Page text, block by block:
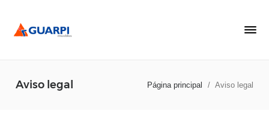
Aviso legal Página principal / Aviso legal